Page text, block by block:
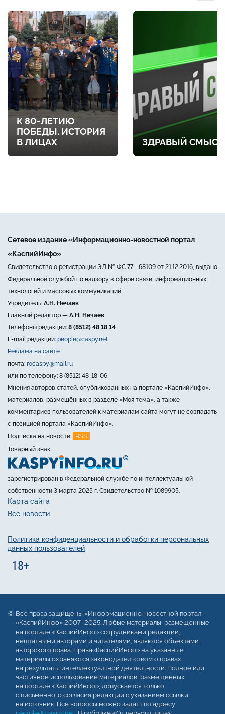
К 80-ЛЕТИЮ
ПОБЕДЫ. ИСТОРИЯ
В ЛИЦАХ
ЗДРАВЫЙ СМЫСЛ
Сетевое издание «Информационно-новостной портал
«КаспийИнфо»
Свидетельство о регистрации ЭЛ № ФС 77 - 68109 от 21.12.2016, выдано
Федеральной службой по надзору в сфере связи, информационных
технологий и массовых коммуникаций
Учредитель: А.Н. Нечаев
Главный редактор — А.Н. Нечаев
Телефоны редакции: 8 (8512) 48 18 14
E-mail редакции: people@caspy.net
Реклама на сайте
почта: rocaspy@mail.ru
или по телефону: 8 (8512) 48-18-06
Мнения авторов статей, опубликованных на портале «КаспийИнфо»,
материалов, размещённых в разделе «Моя тема», а также
комментариев пользователей к материалам сайта могут не совпадать
с позицией портала «КаспийИнфо».
Подписка на новости:
RSS
Товарный знак
зарегистрирован в Федеральной службе по интеллектуальной
собственности 3 марта 2025 г. Свидетельство № 1089905.
Карта сайта
Все новости
Политика конфиденциальности и обработки персональных
данных пользователей
Все права защищены «Информационно-новостной портал
«КаспийИнфо» 2007–2025. Любые материалы, размещенные
на портале «КаспийИнфо» сотрудниками редакции,
нештатными авторами и читателями, являются объектами
авторского права. Права«КаспийИнфо» на указанные
материалы охраняются законодательством о правах
на результаты интеллектуальной деятельности. Полное или
частичное использование материалов, размещенных
на портале «КаспийИнфо», допускается только
с письменного согласия редакции с указанием ссылки
на источник. Все вопросы можно задать по адресу